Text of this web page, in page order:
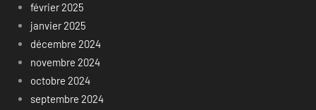
février 2025
janvier 2025
décembre 2024
novembre 2024
octobre 2024
septembre 2024